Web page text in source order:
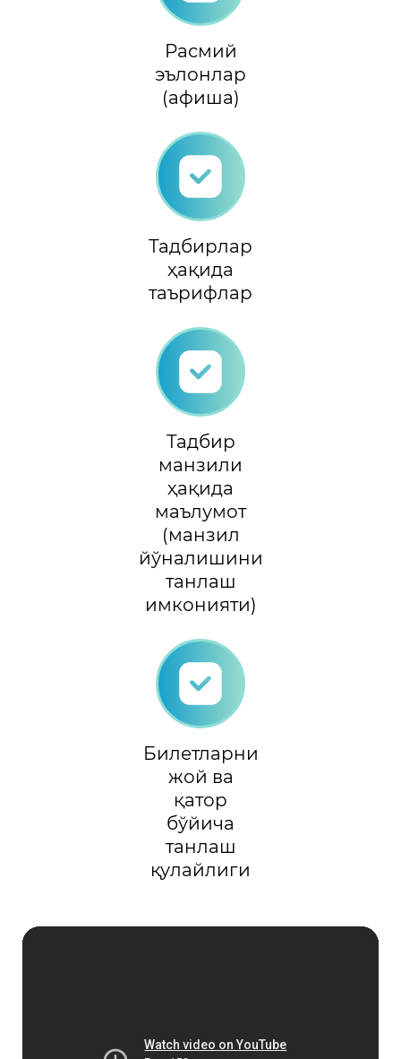
Расмий
эълонлар
(афиша)
Тадбирлар
ҳақида
таърифлар
Тадбир
манзили
ҳақида
маълумот
(манзил
йўналишини
танлаш
имконияти)
Билетларни
жой ва
қатор
бўйича
танлаш
қулайлиги